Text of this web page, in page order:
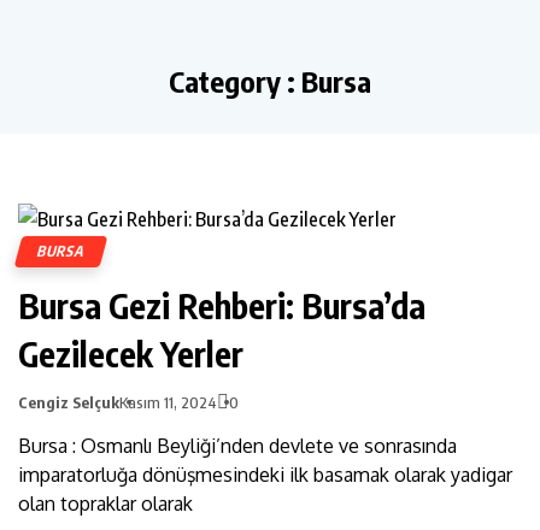
Category : Bursa
BURSA
Bursa Gezi Rehberi: Bursa’da
Gezilecek Yerler
Cengiz SelçukKasım 11, 2024 0
Bursa : Osmanlı Beyliği’nden devlete ve sonrasında
imparatorluğa dönüşmesindeki ilk basamak olarak yadigar
olan topraklar olarak